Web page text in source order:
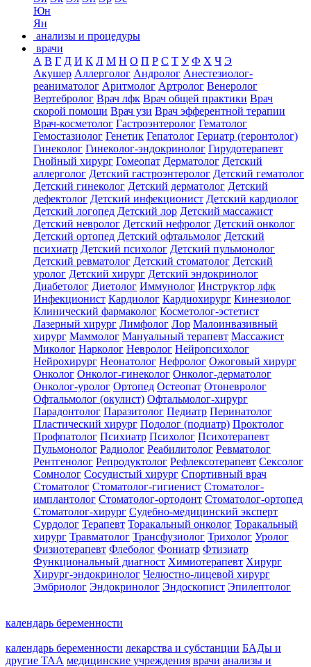
Юн
Ян
анализы и процедуры
врачи
А В Г Д И К Л М Н О П Р С Т У Ф Х Ч Э
Акушер Аллерголог Андролог Анестезиолог-
реаниматолог Аритмолог Артролог Венеролог
Вертебролог Врач лфк Врач общей практики Врач
скорой помощи Врач узи Врач эфферентной терапии
Врач-косметолог Гастроэнтеролог Гематолог
Гемостазиолог Генетик Гепатолог Гериатр (геронтолог)
Гинеколог Гинеколог-эндокринолог Гирудотерапевт
Гнойный хирург Гомеопат Дерматолог Детский
аллерголог Детский гастроэнтеролог Детский гематолог
Детский гинеколог Детский дерматолог Детский
дефектолог Детский инфекционист Детский кардиолог
Детский логопед Детский лор Детский массажист
Детский невролог Детский нефролог Детский онколог
Детский ортопед Детский офтальмолог Детский
психиатр Детский психолог Детский пульмонолог
Детский ревматолог Детский стоматолог Детский
уролог Детский хирург Детский эндокринолог
Диабетолог Диетолог Иммунолог Инструктор лфк
Инфекционист Кардиолог Кардиохирург Кинезиолог
Клинический фармаколог Косметолог-эстетист
Лазерный хирург Лимфолог Лор Малоинвазивный
хирург Маммолог Мануальный терапевт Массажист
Миколог Нарколог Невролог Нейропсихолог
Нейрохирург Неонатолог Нефролог Ожоговый хирург
Онколог Онколог-гинеколог Онколог-дерматолог
Онколог-уролог Ортопед Остеопат Отоневролог
Офтальмолог (окулист) Офтальмолог-хирург
Парадонтолог Паразитолог Педиатр Перинатолог
Пластический хирург Подолог (подиатр) Проктолог
Профпатолог Психиатр Психолог Психотерапевт
Пульмонолог Радиолог Реабилитолог Ревматолог
Рентгенолог Репродуктолог Рефлексотерапевт Сексолог
Сомнолог Сосудистый хирург Спортивный врач
Стоматолог Стоматолог-гигиенист Стоматолог-
имплантолог Стоматолог-ортодонт Стоматолог-ортопед
Стоматолог-хирург Судебно-медицинский эксперт
Сурдолог Терапевт Торакальный онколог Торакальный
хирург Травматолог Трансфузиолог Трихолог Уролог
Физиотерапевт Флеболог Фониатр Фтизиатр
Функциональный диагност Химиотерапевт Хирург
Хирург-эндокринолог Челюстно-лицевой хирург
Эмбриолог Эндокринолог Эндоскопист Эпилептолог
календарь беременности
календарь беременности лекарства и субстанции БАДы и
другие ТАА медицинские учреждения врачи анализы и